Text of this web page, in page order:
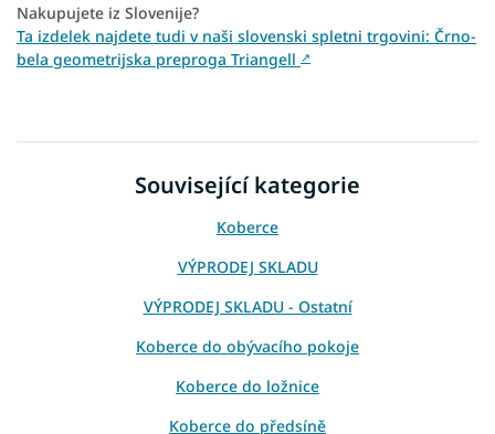
Nakupujete iz Slovenije?
Ta izdelek najdete tudi v naši slovenski spletni trgovini: Črno-
bela geometrijska preproga Triangell ↗
Související kategorie
Koberce
VÝPRODEJ SKLADU
VÝPRODEJ SKLADU - Ostatní
Koberce do obývacího pokoje
Koberce do ložnice
Koberce do předsíně